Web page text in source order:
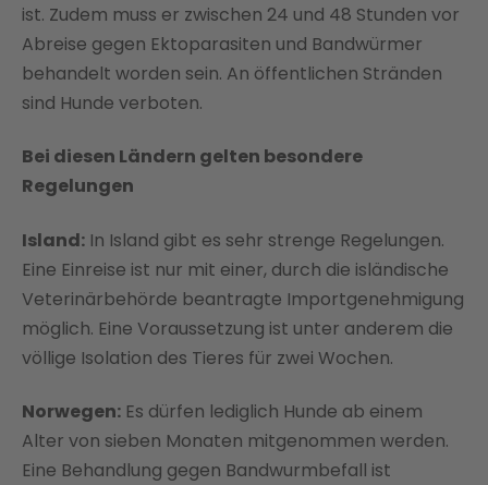
ist. Zudem muss er zwischen 24 und 48 Stunden vor
Abreise gegen Ektoparasiten und Bandwürmer
behandelt worden sein. An öffentlichen Stränden
sind Hunde verboten.
Bei diesen Ländern gelten besondere
Regelungen
Island: In Island gibt es sehr strenge Regelungen.
Eine Einreise ist nur mit einer, durch die isländische
Veterinärbehörde beantragte Importgenehmigung
möglich. Eine Voraussetzung ist unter anderem die
völlige Isolation des Tieres für zwei Wochen.
Norwegen: Es dürfen lediglich Hunde ab einem
Alter von sieben Monaten mitgenommen werden.
Eine Behandlung gegen Bandwurmbefall ist